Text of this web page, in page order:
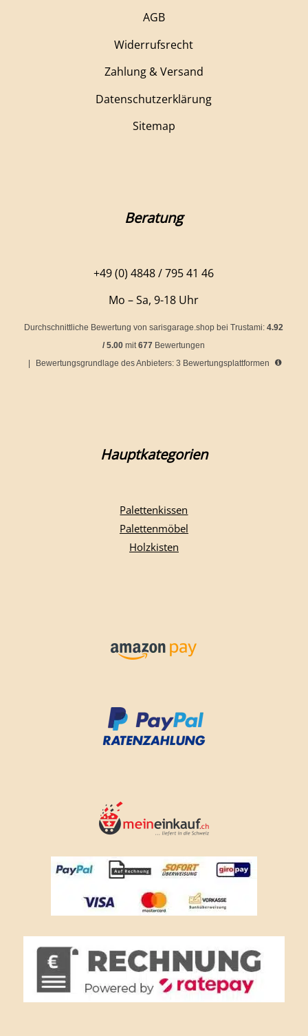
AGB
Widerrufsrecht
Zahlung & Versand
Datenschutzerklärung
Sitemap
Beratung
+49 (0) 4848 / 795 41 46
Mo – Sa, 9-18 Uhr
Durchschnittliche Bewertung von sarisgarage.shop bei Trustami:4.92
/5.00 mit677 Bewertungen
Bewertungsgrundlage des Anbieters: 3 Bewertungsplattformen
Hauptkategorien
Palettenkissen
Palettenmöbel
Holzkisten